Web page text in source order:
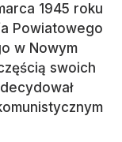
1945 roku
Powiatowego
w Nowym
swoich